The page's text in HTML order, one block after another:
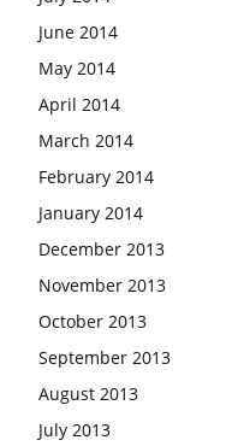
June 2014
May 2014
April 2014
March 2014
February 2014
January 2014
December 2013
November 2013
October 2013
September 2013
August 2013
July 2013